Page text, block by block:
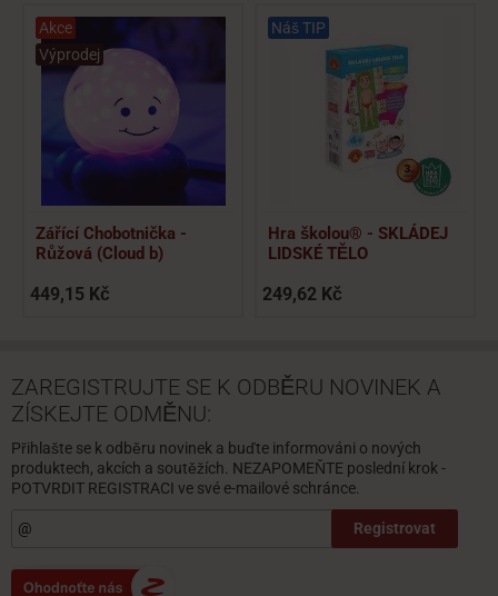
Akce
Výprodej
Zářící Chobotnička -
Růžová (Cloud b)
449,15 Kč
Náš TIP
Hra školou® - SKLÁDEJ
LIDSKÉ TĚLO
249,62 Kč
ZAREGISTRUJTE SE K ODBĚRU NOVINEK A
ZÍSKEJTE ODMĚNU:
Přihlašte se k odběru novinek a buďte informováni o nových
produktech, akcích a soutěžích. NEZAPOMEŇTE poslední krok -
POTVRDIT REGISTRACI ve své e-mailové schránce.
Registrovat